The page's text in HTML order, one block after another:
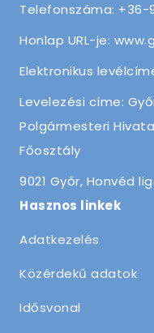
Telefonszáma: +36-
Honlap URL-je:
Elektronikus
Levelezési címe:
Polgármesteri
Főosztály
9021 Győr, Honvéd
Hasznos linkek
Adatkezelés
Közérdekű adatok
Idősvonal